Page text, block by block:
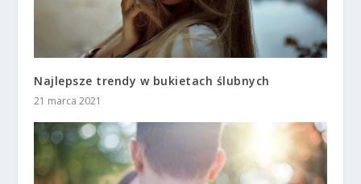
Najlepsze trendy w bukietach ślubnych
21 marca 2021